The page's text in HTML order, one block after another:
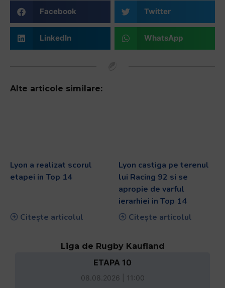
Facebook Twitter
LinkedIn WhatsApp
Alte articole similare:
Lyon a realizat scorul
etapei in Top 14
Citește articolul
Lyon castiga pe terenul
lui Racing 92 si se
apropie de varful
ierarhiei in Top 14
Citește articolul
Liga de Rugby Kaufland
ETAPA 10
08.08.2026 | 11:00